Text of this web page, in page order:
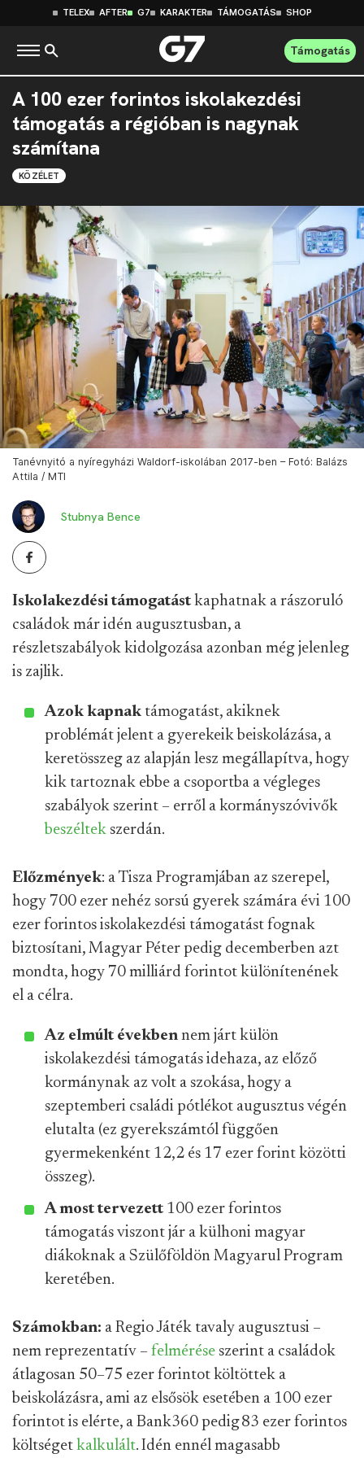
TELEX AFTER G7 KARAKTER TÁMOGATÁS SHOP
Támogatás
A 100 ezer forintos iskolakezdési
támogatás a régióban is nagynak
számítana
KÖZÉLET
Tanévnyitó a nyíregyházi Waldorf-iskolában 2017-ben – Fotó: Balázs
Attila / MTI
Stubnya Bence
Iskolakezdési támogatást kaphatnak a rászoruló
családok már idén augusztusban, a
részletszabályok kidolgozása azonban még jelenleg
is zajlik.
Azok kapnak támogatást, akiknek
problémát jelent a gyerekeik beiskolázása, a
keretösszeg az alapján lesz megállapítva, hogy
kik tartoznak ebbe a csoportba a végleges
szabályok szerint – erről a kormányszóvivők
beszéltek szerdán.
Előzmények: a Tisza Programjában az szerepel,
hogy 700 ezer nehéz sorsú gyerek számára évi 100
ezer forintos iskolakezdési támogatást fognak
biztosítani, Magyar Péter pedig decemberben azt
mondta, hogy 70 milliárd forintot különítenének
el a célra.
Az elmúlt években nem járt külön
iskolakezdési támogatás idehaza, az előző
kormánynak az volt a szokása, hogy a
szeptemberi családi pótlékot augusztus végén
elutalta (ez gyerekszámtól függően
gyermekenként 12,2 és 17 ezer forint közötti
összeg).
A most tervezett 100 ezer forintos
támogatás viszont jár a külhoni magyar
diákoknak a Szülőföldön Magyarul Program
keretében.
Számokban: a Regio Játék tavaly augusztusi –
nem reprezentatív – felmérése szerint a családok
átlagosan 50–75 ezer forintot költöttek a
beiskolázásra, ami az elsősök esetében a 100 ezer
forintot is elérte, a Bank360 pedig 83 ezer forintos
költséget kalkulált. Idén ennél magasabb